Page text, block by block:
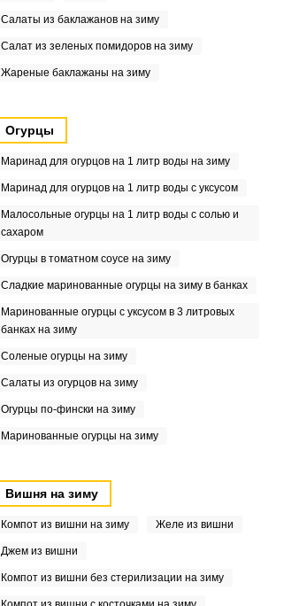
Салаты из баклажанов на зиму
Салат из зеленых помидоров на зиму
Жареные баклажаны на зиму
Огурцы
Маринад для огурцов на 1 литр воды на зиму
Маринад для огурцов на 1 литр воды с уксусом
Малосольные огурцы на 1 литр воды с солью и
сахаром
Огурцы в томатном соусе на зиму
Сладкие маринованные огурцы на зиму в банках
Маринованные огурцы с уксусом в 3 литровых
банках на зиму
Соленые огурцы на зиму
Салаты из огурцов на зиму
Огурцы по-фински на зиму
Маринованные огурцы на зиму
Вишня на зиму
Компот из вишни на зиму Желе из вишни
Джем из вишни
Компот из вишни без стерилизации на зиму